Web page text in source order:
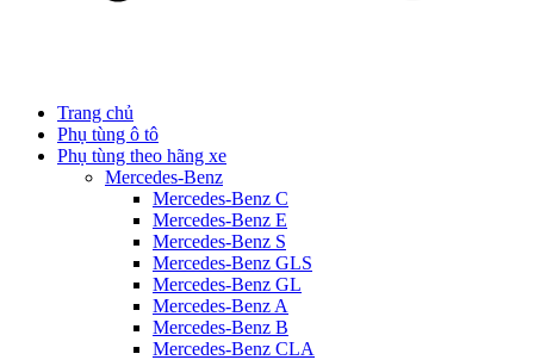
Trang chủ
Phụ tùng ô tô
Phụ tùng theo hãng xe
Mercedes-Benz
Mercedes-Benz C
Mercedes-Benz E
Mercedes-Benz S
Mercedes-Benz GLS
Mercedes-Benz GL
Mercedes-Benz A
Mercedes-Benz B
Mercedes-Benz CLA